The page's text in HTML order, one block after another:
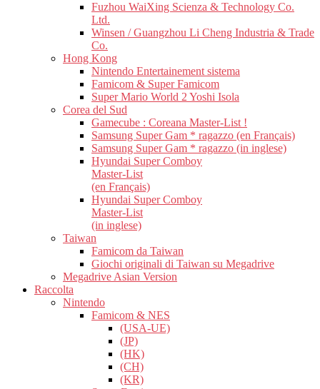
Fuzhou WaiXing Scienza & Technology Co.
Ltd.
Winsen / Guangzhou Li Cheng Industria & Trade
Co.
Hong Kong
Nintendo Entertainement sistema
Famicom & Super Famicom
Super Mario World 2 Yoshi Isola
Corea del Sud
Gamecube : Coreana Master-List !
Samsung Super Gam * ragazzo (en Français)
Samsung Super Gam * ragazzo (in inglese)
Hyundai Super Comboy
Master-List
(en Français)
Hyundai Super Comboy
Master-List
(in inglese)
Taiwan
Famicom da Taiwan
Giochi originali di Taiwan su Megadrive
Megadrive Asian Version
Raccolta
Nintendo
Famicom & NES
(USA-UE)
(JP)
(HK)
(CH)
(KR)